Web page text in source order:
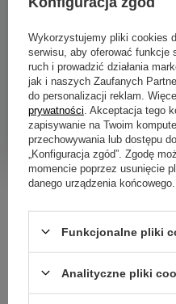
Wygodne zwroty
30 dni na zwrot bez
Paczkomaty
Dla wygodnych i
Zamówienia
Wykorzystujemy pliki cookies
serwisu, aby oferować funkcje
ruch i prowadzić działania
jak i naszych Zaufanych
do personalizacji reklam.
prywatności . Akceptacja tego
zapisywanie na Twoim
przechowywania lub dostępu
„Konfiguracja zgód”. Zgodę
momencie poprzez usunięcie
danego urządzenia końcowego.
Funkcjonalne pliki
Analityczne pliki